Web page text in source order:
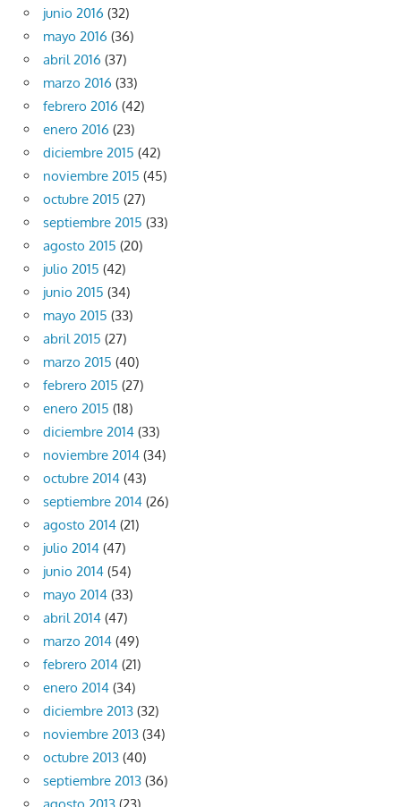
junio 2016 (32)
mayo 2016 (36)
abril 2016 (37)
marzo 2016 (33)
febrero 2016 (42)
enero 2016 (23)
diciembre 2015 (42)
noviembre 2015 (45)
octubre 2015 (27)
septiembre 2015 (33)
agosto 2015 (20)
julio 2015 (42)
junio 2015 (34)
mayo 2015 (33)
abril 2015 (27)
marzo 2015 (40)
febrero 2015 (27)
enero 2015 (18)
diciembre 2014 (33)
noviembre 2014 (34)
octubre 2014 (43)
septiembre 2014 (26)
agosto 2014 (21)
julio 2014 (47)
junio 2014 (54)
mayo 2014 (33)
abril 2014 (47)
marzo 2014 (49)
febrero 2014 (21)
enero 2014 (34)
diciembre 2013 (32)
noviembre 2013 (34)
octubre 2013 (40)
septiembre 2013 (36)